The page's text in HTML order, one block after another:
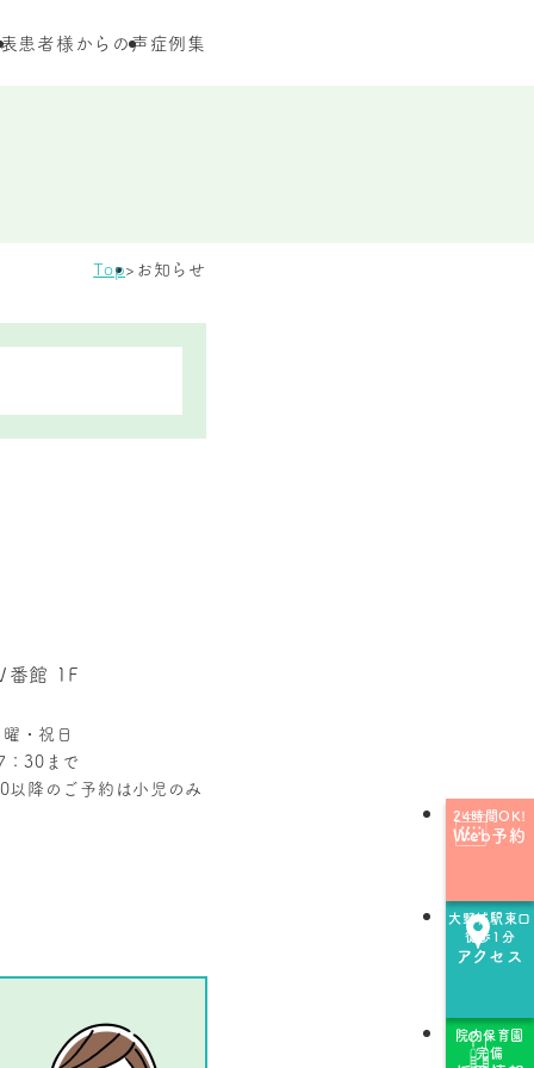
患者様からの声症例集
Top お知らせ
院内保育園
完備
大野城駅東口
徒歩1分
アクセス
24時間OK!
Web予約
館 1F
・祝日
30まで
降のご予約は小児のみ